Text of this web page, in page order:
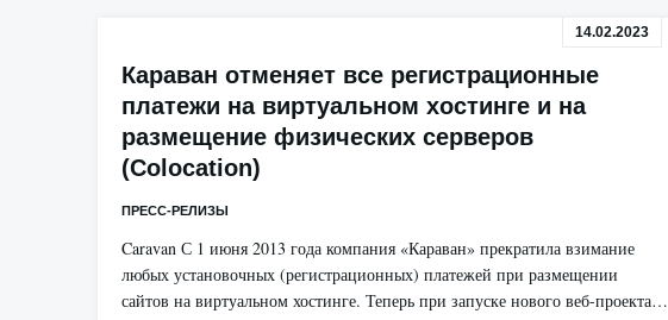
14.02.2023
Караван отменяет все регистрационные
платежи на виртуальном хостинге и на
размещение физических серверов
(Colocation)
ПРЕСС-РЕЛИЗЫ
Caravan С 1 июня 2013 года компания «Караван» прекратила взимание
любых установочных (регистрационных) платежей при размещении
сайтов на виртуальном хостинге. Теперь при запуске нового веб-проекта…